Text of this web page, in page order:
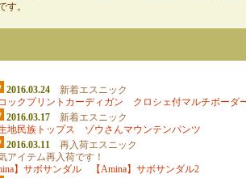
す。
2016.03.24新着エスニック
ックプリントカーディガン
クロシェ付マルチボーダ
2016.03.17新着エスニック
地民族トップス
ゾウさんマウンテンパンツ
2016.03.11再入荷エスニック
アイテム再入荷です！
】サボサンダル
【Amina】サボサンダル2